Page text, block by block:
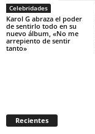
Celebridades
Karol G abraza el poder
de sentirlo todo en su
nuevo álbum, «No me
arrepiento de sentir
tanto»
Recientes